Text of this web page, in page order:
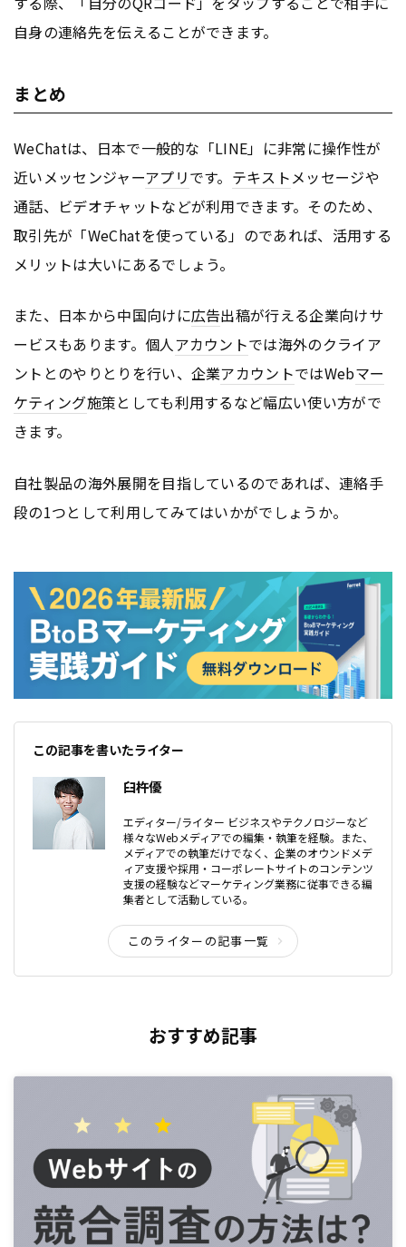
自身の連絡先を伝えることができます。
まとめ
WeChatは、日本で一般的な「LINE」に非常に操作性が
近いメッセンジャーアプリです。 テキスト メッセージや
通話、ビデオチャットなどが利用できます。そのため、
取引先が「WeChatを使っている」のであれば、活用する
メリットは大いにあるでしょう。
また、日本から中国向けに広告出稿が行える企業向けサ
ービスもあります。個人アカウントでは海外のクライア
ントとのやりとりを行い、企業アカウントではWebマー
ケティング施策としても利用するなど幅広い使い方がで
きます。
自社製品の海外展開を目指しているのであれば、連絡手
段の1つとして利用してみてはいかがでしょうか。
この記事を書いたライター
臼杵優
エディター/ライター ビジネスやテクノロジーなど
様々なWebメディアでの編集・執筆を経験。また、
メディアでの執筆だけでなく、企業のオウンドメデ
ィア支援や採用・コーポレートサイトのコンテンツ
支援の経験などマーケティング業務に従事できる編
集者として活動している。
このライターの記事一覧
おすすめ記事